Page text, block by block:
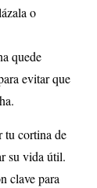
o
quede
evitar que
tu cortina de
su vida útil.
clave para